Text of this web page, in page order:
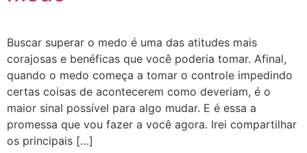
Buscar superar o medo é uma das atitudes mais
corajosas e benéficas que você poderia tomar. Afinal,
quando o medo começa a tomar o controle impedindo
certas coisas de acontecerem como deveriam, é o
maior sinal possível para algo mudar. E é essa a
promessa que vou fazer a você agora. Irei compartilhar
os principais […]